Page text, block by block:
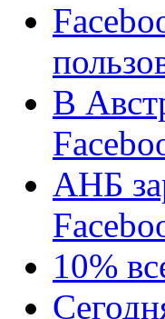
В
АНБ
10%